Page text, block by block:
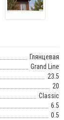
Глянцевая
Grand Line
23.5
20
Classic
6.5
0.5